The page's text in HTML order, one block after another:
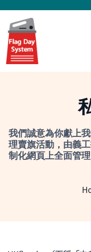
我們誠意為你獻上
理賣旗活動，由義
制化網頁上全面管